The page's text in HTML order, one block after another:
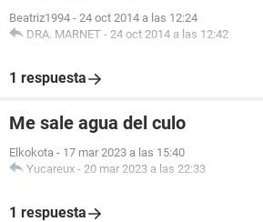
Beatriz1994 - 24 oct 2014 a las 12:24
DRA. MARNET - 24 oct 2014 a las 12:42
1 respuesta
Me sale agua del culo
Elkokota - 17 mar 2023 a las 15:40
Yucareux - 20 mar 2023 a las 22:33
1 respuesta